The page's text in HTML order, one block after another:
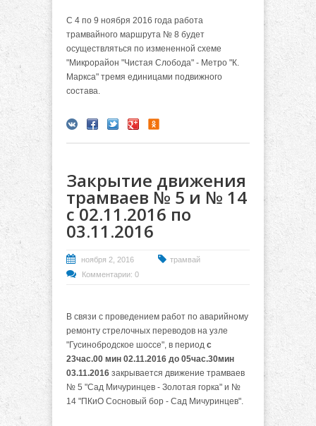
С 4 по 9 ноября 2016 года работа
трамвайного маршрута № 8 будет
осуществляться по измененной схеме
"Микрорайон "Чистая Слобода" - Метро "К.
Маркса" тремя единицами подвижного
состава.
Закрытие движения
трамваев № 5 и № 14
с 02.11.2016 по
03.11.2016
ноября 2, 2016
трамвай
Комментарии: 0
В связи с проведением работ по аварийному
ремонту стрелочных переводов на узле
"Гусинобродское шоссе", в период с
23час.00 мин 02.11.2016 до 05час.30мин
03.11.2016 закрывается движение трамваев
№ 5 "Сад Мичуринцев - Золотая горка" и №
14 "ПКиО Сосновый бор - Сад Мичуринцев".